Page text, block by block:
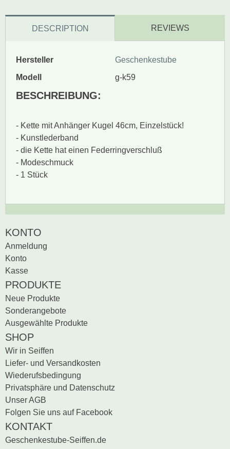
DESCRIPTION REVIEWS
Hersteller
Geschenkestube
Modell
g-k59
BESCHREIBUNG:
- Kette mit Anhänger Kugel 46cm, Einzelstück!
- Kunstlederband
- die Kette hat einen Federringverschluß
- Modeschmuck
- 1 Stück
Produktrezensionen.
Sei der erste, der
Bewertung schreiben
KONTO
Anmeldung
Konto
Kasse
PRODUKTE
Neue Produkte
Sonderangebote
Ausgewählte Produkte
SHOP
Wir in Seiffen
Liefer- und Versandkosten
Wiederufsbedingung
Privatsphäre und Datenschutz
Unser AGB
Folgen Sie uns auf Facebook
KONTAKT
Geschenkestube-Seiffen.de